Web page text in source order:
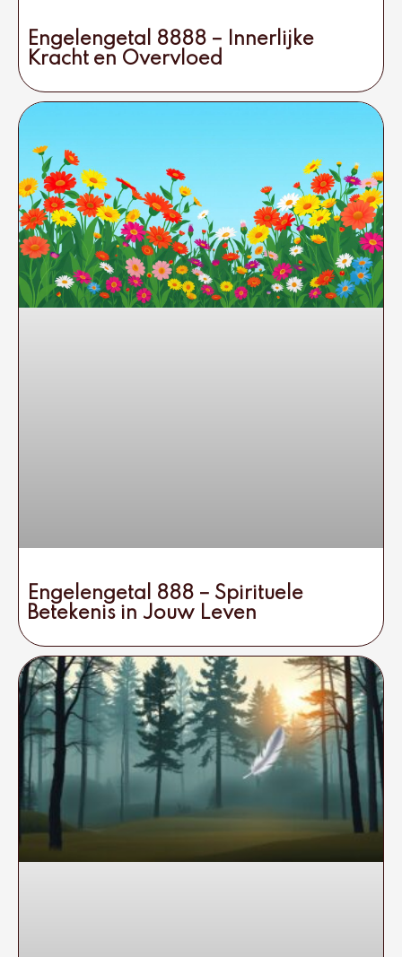
Engelengetal 8888 – Innerlijke
Kracht en Overvloed
Engelengetal 888 – Spirituele
Betekenis in Jouw Leven